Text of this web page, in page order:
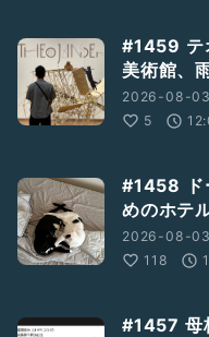
#1459 テ
美術館、
2026-08-
5
#1458 ド
めのホテ
2026-08-
118
#1457 母